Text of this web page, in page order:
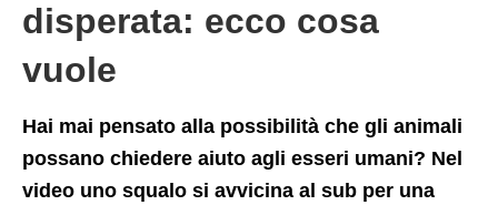
disperata: ecco cosa
vuole
Hai mai pensato alla possibilità che gli animali
possano chiedere aiuto agli esseri umani? Nel
video uno squalo si avvicina al sub per una